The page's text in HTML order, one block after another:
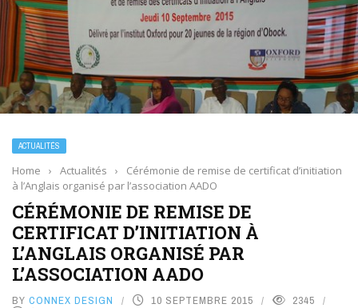
ACTUALITÉS
Home › Actualités ›
Cérémonie de remise de certificat d’initiation
à l’Anglais organisé par l’association AADO
CÉRÉMONIE DE REMISE DE
CERTIFICAT D’INITIATION À
L’ANGLAIS ORGANISÉ PAR
L’ASSOCIATION AADO
BY CONNEX DESIGN 10 SEPTEMBRE 2015
2345